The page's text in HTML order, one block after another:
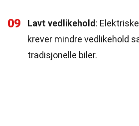
09 Lavt vedlikehold :
krever mindre vedlikehold
tradisjonelle biler.